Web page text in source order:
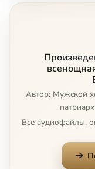
Стихира
11 Слава и
12 Тропарь
Богородице
Автор: Мужской
Все аудиофайлы,